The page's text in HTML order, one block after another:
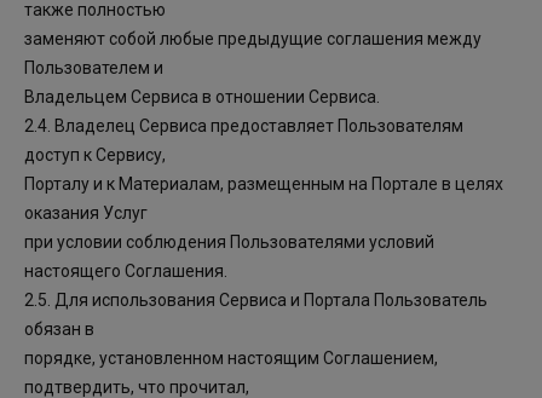
также полностью
заменяют собой любые предыдущие соглашения между
Пользователем и
Владельцем Сервиса в отношении Сервиса.
2.4. Владелец Сервиса предоставляет Пользователям
доступ к Сервису,
Порталу и к Материалам, размещенным на Портале в целях
оказания Услуг
при условии соблюдения Пользователями условий
настоящего Соглашения.
2.5. Для использования Сервиса и Портала Пользователь
обязан в
порядке, установленном настоящим Соглашением,
подтвердить, что прочитал,